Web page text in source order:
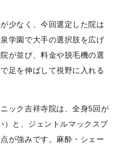
少なく、今回選定した院は
学園で大手の選択肢を広げ
が並び、料金や脱毛機の選
足を伸ばして視野に入れる
ック吉祥寺院は、全身5回が
）と、ジェントルマックスプ
が強みです。麻酔・シェー